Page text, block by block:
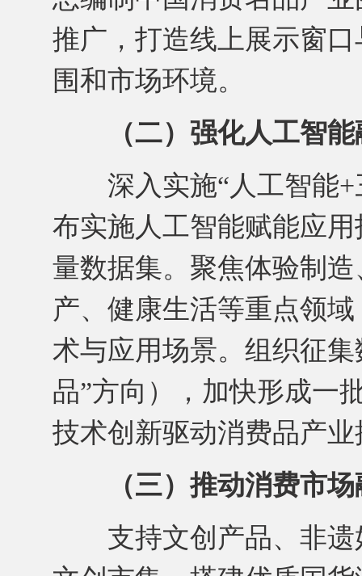
推广，打造线上展示窗
围和市场环境。
（二）强化人工智
深入实施“人工智能+
布实施人工智能赋能应
量数据集。聚焦体验制
产、健康生活等重点领
术与应用场景。组织征
品”方向），加快形成一
技术创新驱动消费品产
（三）推动消费市
支持文创产品、非遗